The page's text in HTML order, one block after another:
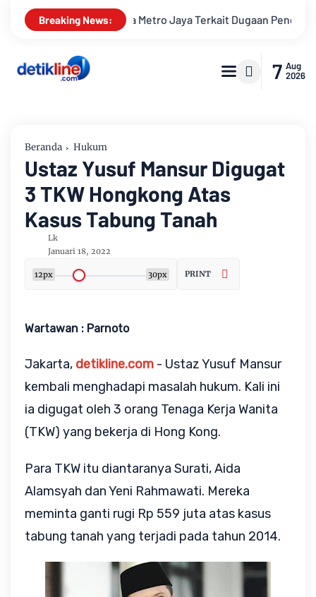
Breaking News:
Jaya Terkait Dugaan Penghinaan Profesi Wartawan LBH
7 Aug
2026
Beranda Hukum
Ustaz Yusuf Mansur Digugat
3 TKW Hongkong Atas
Kasus Tabung Tanah
Lk
Januari 18, 2022
12px 30px PRINT
Wartawan : Parnoto
Jakarta, detikline.com - Ustaz Yusuf Mansur
kembali menghadapi masalah hukum. Kali ini
ia digugat oleh 3 orang Tenaga Kerja Wanita
(TKW) yang bekerja di Hong Kong.
Para TKW itu diantaranya Surati, Aida
Alamsyah dan Yeni Rahmawati. Mereka
meminta ganti rugi Rp 559 juta atas kasus
tabung tanah yang terjadi pada tahun 2014.